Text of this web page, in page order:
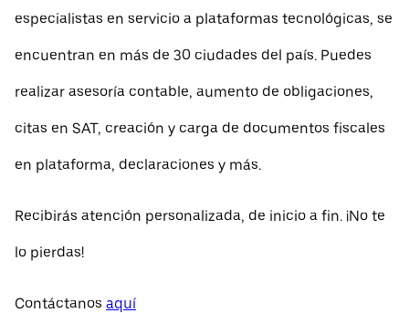
especialistas en servicio a plataformas tecnológicas, se
encuentran en más de 30 ciudades del país. Puedes
realizar asesoría contable, aumento de obligaciones,
citas en SAT, creación y carga de documentos fiscales
en plataforma, declaraciones y más.
Recibirás atención personalizada, de inicio a fin. ¡No te
lo pierdas!
Contáctanos aquí